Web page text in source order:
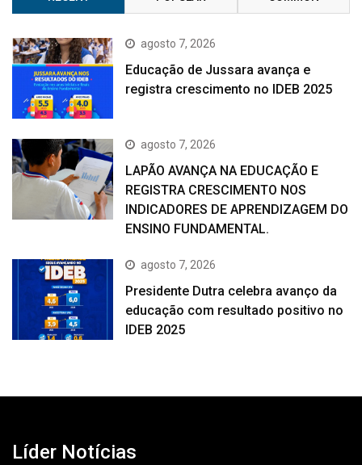
agosto 7, 2026
Educação de Jussara avança e
registra crescimento no IDEB 2025
agosto 7, 2026
LAPÃO AVANÇA NA EDUCAÇÃO E
REGISTRA CRESCIMENTO NOS
INDICADORES DE APRENDIZAGEM DO
ENSINO FUNDAMENTAL.
agosto 7, 2026
Presidente Dutra celebra avanço da
educação com resultado positivo no
IDEB 2025
Líder Notícias